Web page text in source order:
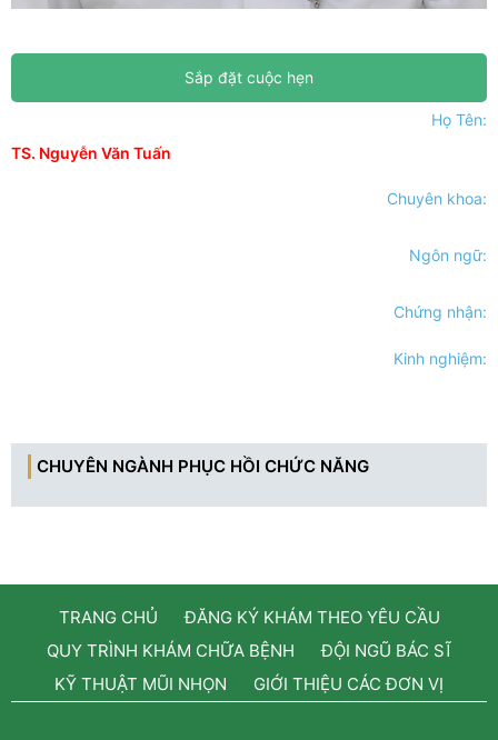
Sắp đặt cuộc hẹn
Họ Tên:
TS. Nguyễn Văn Tuấn
Chuyên khoa:
Ngôn ngữ:
Chứng nhận:
Kinh nghiệm:
CHUYÊN NGÀNH PHỤC HỒI CHỨC NĂNG
TRANG CHỦ
ĐĂNG KÝ KHÁM THEO YÊU CẦU
QUY TRÌNH KHÁM CHỮA BỆNH
ĐỘI NGŨ BÁC SĨ
KỸ THUẬT MŨI NHỌN
GIỚI THIỆU CÁC ĐƠN VỊ